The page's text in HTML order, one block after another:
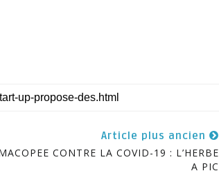
Article plus ancien
CONTRE LA COVID-19 : L’HERBE
A PIC